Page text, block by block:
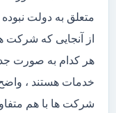
متعلق به دولت
از آنجایی که شرکت
هر کدام به صورت
خدمات هستند ،
شرکت ها با هم